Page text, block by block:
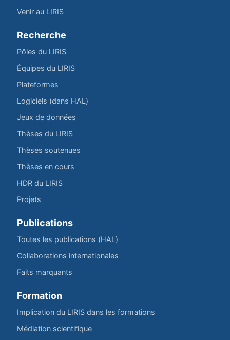
Venir au LIRIS
Recherche
Pôles du LIRIS
Équipes du LIRIS
Plateformes
Logiciels (dans HAL)
Jeux de données
Thèses du LIRIS
Thèses soutenues
Thèses en cours
HDR du LIRIS
Projets
Publications
Toutes les publications (HAL)
Collaborations internationales
Faits marquants
Formation
Implication du LIRIS dans les formations
Médiation scientifique